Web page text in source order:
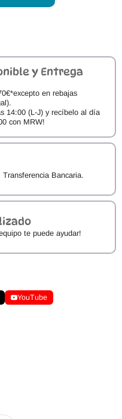
y Entrega
en rebajas
14:00 (L-J) y recíbelo al día
con MRW!
Bancaria.
te puede ayudar!
YouTube